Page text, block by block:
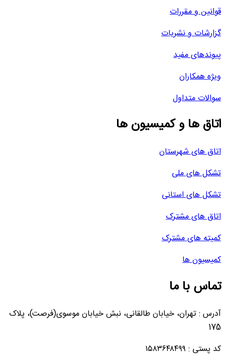
قوانین و مقررات
گزارشات و نشریات
پیوندهای مفید
ویژه همکاران
سوالات متداول
اتاق ها و کمیسیون ها
اتاق های شهرستان
تشکل های ملی
تشکل های استانی
اتاق های مشترک
کمیته های مشترک
کمیسیون ها
تماس با ما
آدرس : تهران، خیابان طالقانی، نبش خیابان موسوی(فرصت)، پلاک
175
کد پستی : ۱۵۸۳۶۴۸۴۹۹